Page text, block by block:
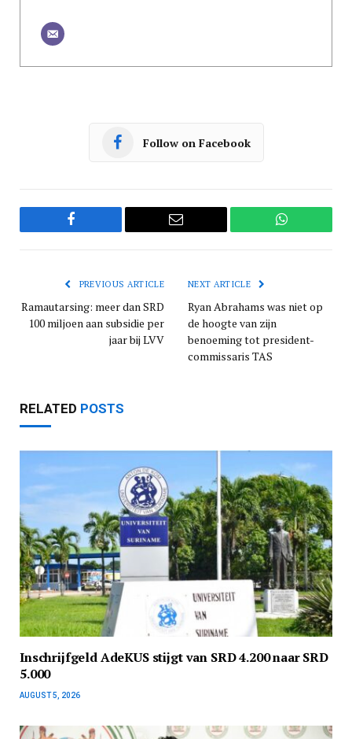
Follow on Facebook
Facebook Email WhatsApp
PREVIOUS ARTICLE
Ramautarsing: meer dan SRD
100 miljoen aan subsidie per
jaar bij LVV
NEXT ARTICLE
Ryan Abrahams was niet op
de hoogte van zijn
benoeming tot president-
commissaris TAS
RELATED POSTS
Inschrijfgeld AdeKUS stijgt van SRD 4.200 naar SRD
5.000
AUGUST 5, 2026